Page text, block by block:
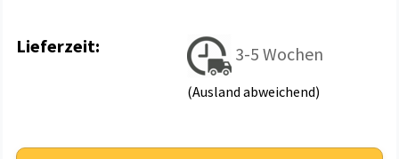
Lieferzeit: 3-5 Wochen
(Ausland abweichend)